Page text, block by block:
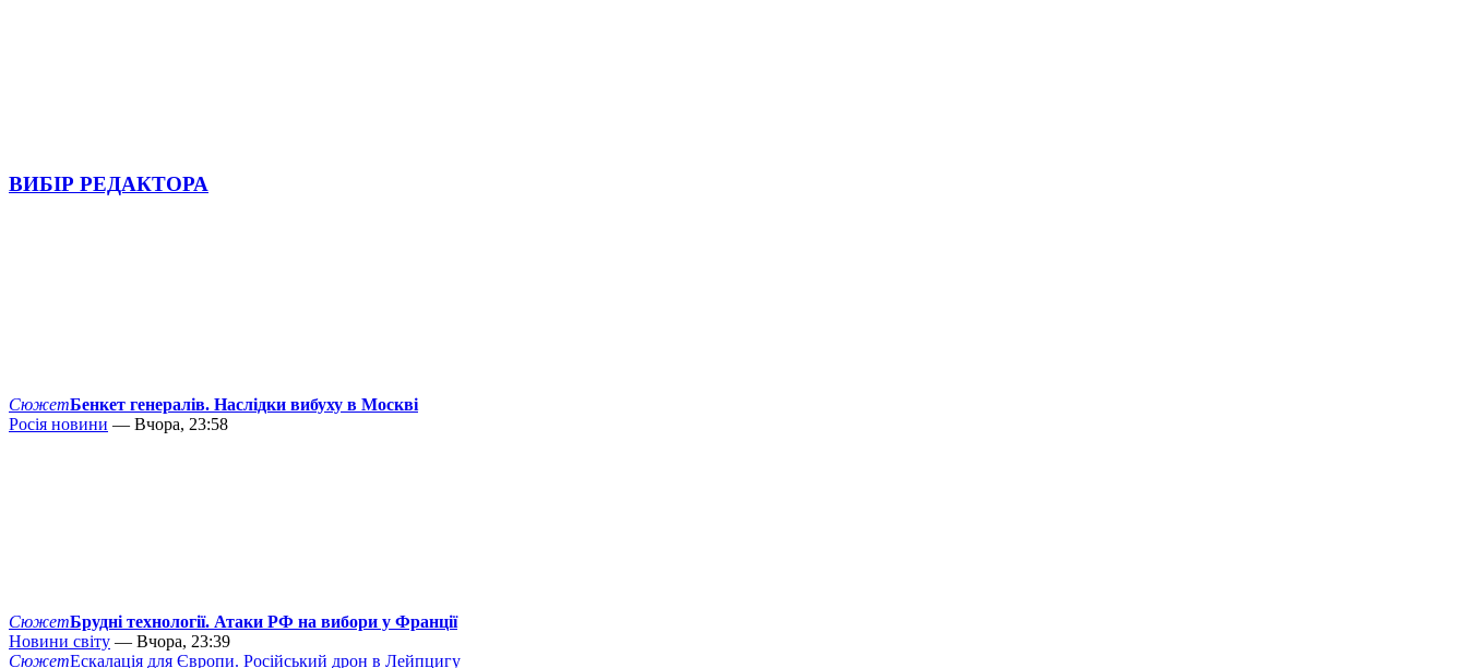
ВИБІР РЕДАКТОРА
СюжетБенкет генералів. Наслідки вибуху в Москві
Росія новини — Вчора, 23:58
СюжетБрудні технології. Атаки РФ на вибори у Франції
Новини світу — Вчора, 23:39
СюжетЕскалація для Європи. Російський дрон в Лейпцигу